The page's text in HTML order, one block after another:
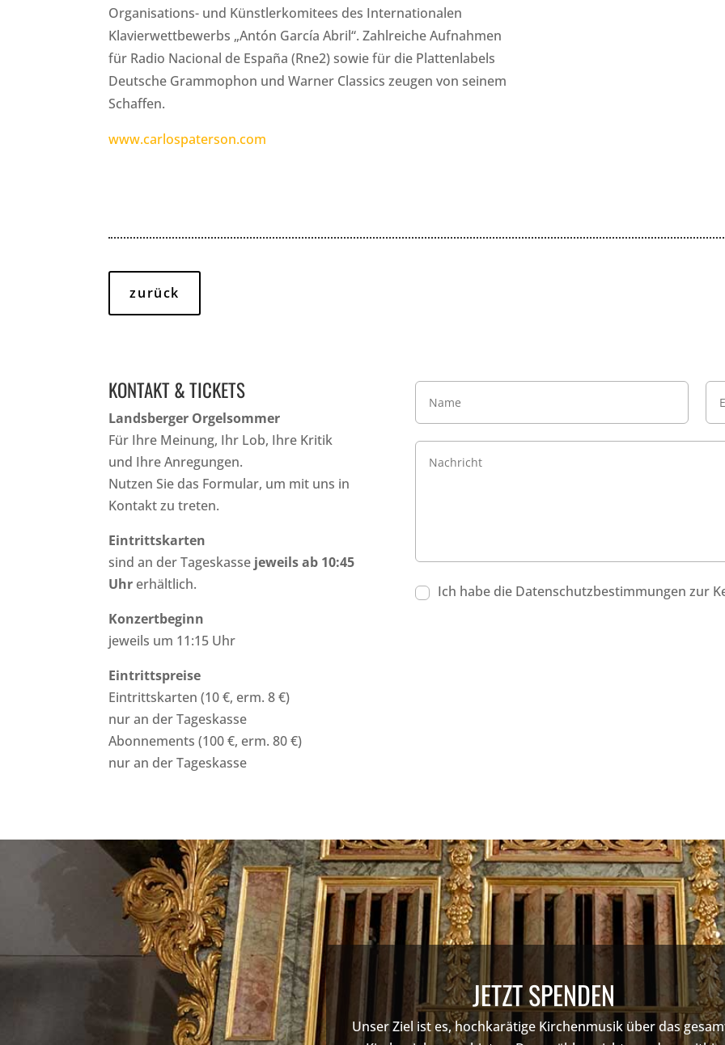
Organisations- und Künstlerkomitees des Internationalen
Klavierwettbewerbs „Antón García Abril“. Zahlreiche Aufnahmen
für Radio Nacional de España (Rne2) sowie für die Plattenlabels
Deutsche Grammophon und Warner Classics zeugen von seinem
Schaffen.
www.carlospaterson.com
zurück
KONTAKT & TICKETS
Landsberger Orgelsommer
Für Ihre Meinung, Ihr Lob, Ihre Kritik
und Ihre Anregungen.
Nutzen Sie das Formular, um mit uns in
Kontakt zu treten.
Eintrittskarten
sind an der Tageskasse jeweils ab 10:45
Uhr erhältlich.
Konzertbeginn
jeweils um 11:15 Uhr
Eintrittspreise
Eintrittskarten (10 €, erm. 8 €)
nur an der Tageskasse
Abonnements (100 €, erm. 80 €)
nur an der Tageskasse
Ich habe die Datenschutzbestimmungen zur
JETZT SPENDEN
Unser Ziel ist es, hochkarätige Kirchenmusik über das